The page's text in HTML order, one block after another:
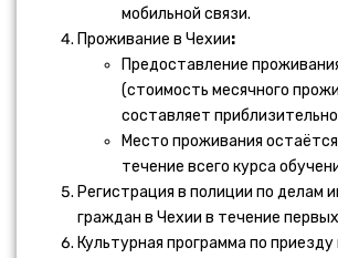
мобильной связи.
Проживание в Чехии:
Предоставление
(стоимость месячного
составляет
Место проживания
течение всего курса
Регистрация в полиции по делам
граждан в Чехии в течение
Культурная программа по